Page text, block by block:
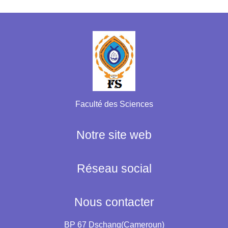
Faculté des Sciences
Notre site web
Réseau social
Nous contacter
BP 67 Dschang(Cameroun)